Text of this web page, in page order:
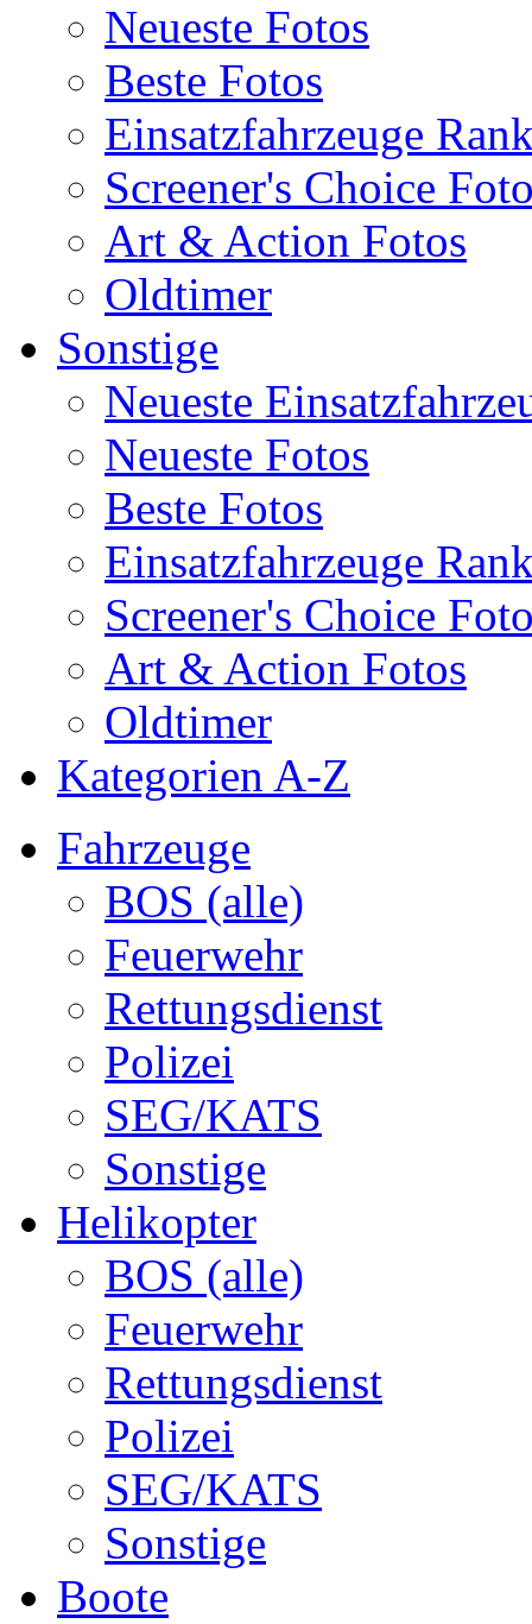
Neueste Fotos
Beste Fotos
Einsatzfahrzeuge
Screener's Choice
Art & Action Fotos
Oldtimer
Sonstige
Neueste
Neueste Fotos
Beste Fotos
Einsatzfahrzeuge
Screener's Choice
Art & Action Fotos
Oldtimer
Kategorien A-Z
Fahrzeuge
BOS (alle)
Feuerwehr
Rettungsdienst
Polizei
SEG/KATS
Sonstige
Helikopter
BOS (alle)
Feuerwehr
Rettungsdienst
Polizei
SEG/KATS
Sonstige
Boote